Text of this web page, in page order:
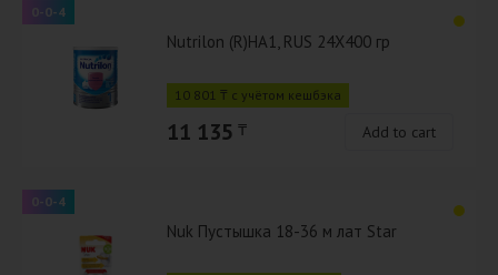
0-0-4
Nutrilon (R)HA1, RUS 24X400 гр
10 801 ₸ с учётом кешбэка
11 135 ₸ Add to cart
0-0-4
Nuk Пустышка 18-36 м лат Star